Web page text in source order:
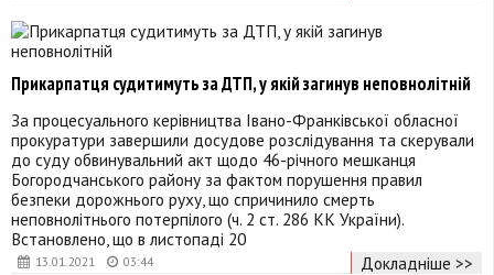
13.01.2021 03:44
Прикарпатця судитимуть за ДТП, у якій загинув неповнолітній
За процесуального керівництва Івано-Франківської обласної
прокуратури завершили досудове розслідування та скерували
до суду обвинувальний акт щодо 46-річного мешканця
Богородчанського району за фактом порушення правил
безпеки дорожнього руху, що спричинило смерть
неповнолітнього потерпілого (ч. 2 ст. 286 КК України).
Встановлено, що в листопаді 20
Докладніше >>